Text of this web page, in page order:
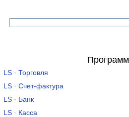
LS · Торговля
LS · Счет-фактура
LS · Банк
LS · Касса